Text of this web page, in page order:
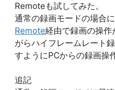
Remoteも試してみた。
通常の録画モードの場合
Remote経由で録画の操作
がらハイフレームレート
すようにPCからの録画操
追記